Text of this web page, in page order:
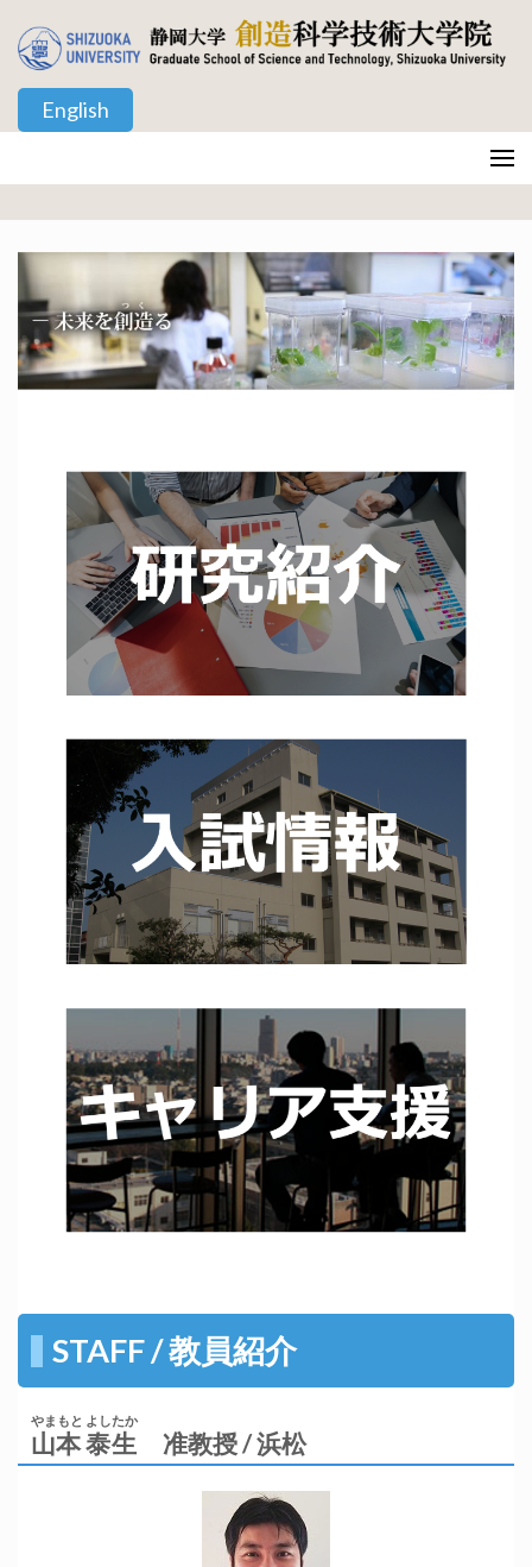
ン
プ
(Enter
を
English
静岡大学 創造科学技術大学院
STAFF / 教員紹介
山本 泰生
やまもと よしたか
准教授 / 浜松